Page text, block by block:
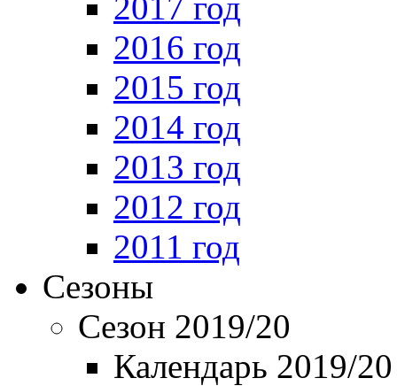
2016 год
2015 год
2014 год
2013 год
2012 год
2011 год
Сезоны
Сезон 2019/20
Календарь 2019/20